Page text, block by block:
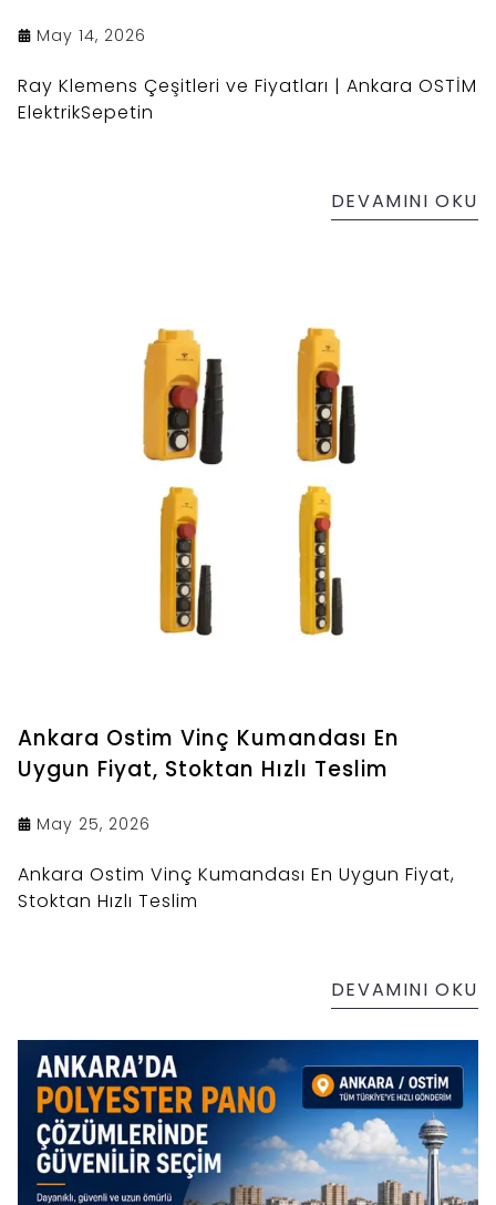
May 14, 2026
Ray Klemens Çeşitleri ve Fiyatları | Ankara OSTİM
ElektrikSepetin
DEVAMINI OKU
Ankara Ostim Vinç Kumandası En
Uygun Fiyat, Stoktan Hızlı Teslim
May 25, 2026
Ankara Ostim Vinç Kumandası En Uygun Fiyat,
Stoktan Hızlı Teslim
DEVAMINI OKU